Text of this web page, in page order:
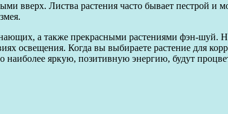
вверх. Листва растения часто бывает пестрой и
а также прекрасными растениями фэн-шуй.
освещения. Когда вы выбираете растение для
наиболее яркую, позитивную энергию, будут